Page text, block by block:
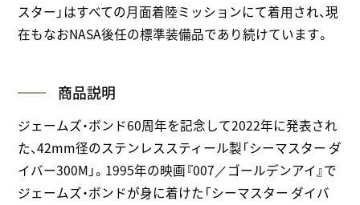
スター」はすべての月面着陸ミッションにて着用され、現
在もなおNASA後任の標準装備品であり続けています。
商品説明
ジェームズ・ボンド60周年を記念して2022年に発表され
た、42mm径のステンレススティール製「シーマスター ダ
イバー300M」。1995年の映画『007／ゴールデンアイ』で
ジェームズ・ボンドが身に着けた「シーマスター ダイバ